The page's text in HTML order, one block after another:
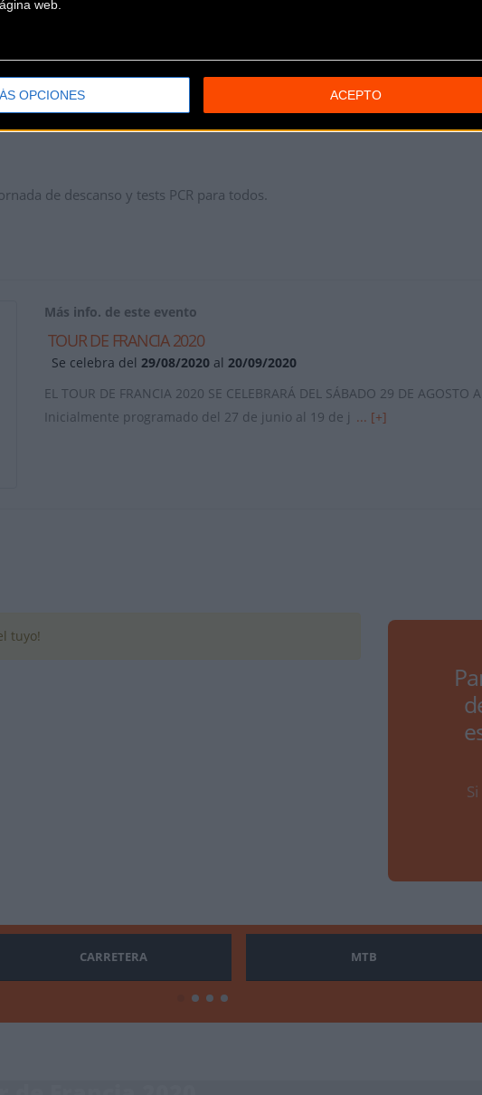
web.
OPCIONES ACEPTO
20 + 00h 02 13 B : 4 -
23 + 00h 02 16 - -
00h 03 15 - -
42 15 + 00h 05 08 - -
65h 42 19 + 00h 05 12 - -
de descanso y tests PCR para todos.
Más info. de este evento
TOUR DE FRANCIA 2020
Se celebra del 29/08/2020 al 20/09/2020
EL TOUR DE FRANCIA 2020 SE CELEBRARÁ DEL SÁBADO 29 DE AGOSTO
Inicialmente programado del 27 de junio al 19 de j ... [+]
tuyo!
CARRETERA MTB